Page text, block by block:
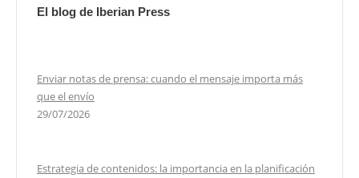
El blog de Iberian Press
Enviar notas de prensa: cuando el mensaje importa más
que el envío
29/07/2026
Estrategia de contenidos: la importancia en la planificación